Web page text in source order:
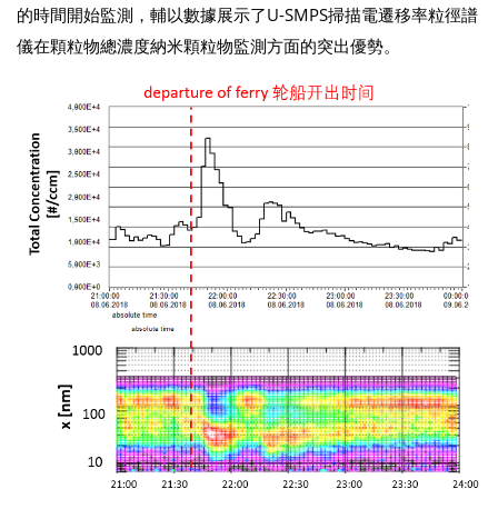
的時間開始監測，輔以數據展示了U-SMPS掃描電遷移率粒徑譜
儀在顆粒物總濃度納米顆粒物監測方面的突出優勢。